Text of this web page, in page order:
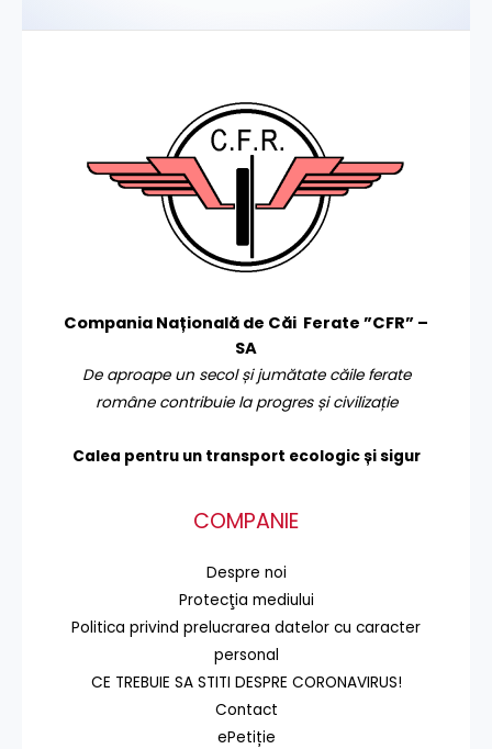
Compania Națională de Căi Ferate ”CFR” –
SA
De aproape un secol și jumătate căile ferate
române contribuie la progres și civilizație
Calea pentru un transport ecologic și sigur
COMPANIE
Despre noi
Protecţia mediului
Politica privind prelucrarea datelor cu caracter
personal
CE TREBUIE SA STITI DESPRE CORONAVIRUS!
Contact
ePetiție